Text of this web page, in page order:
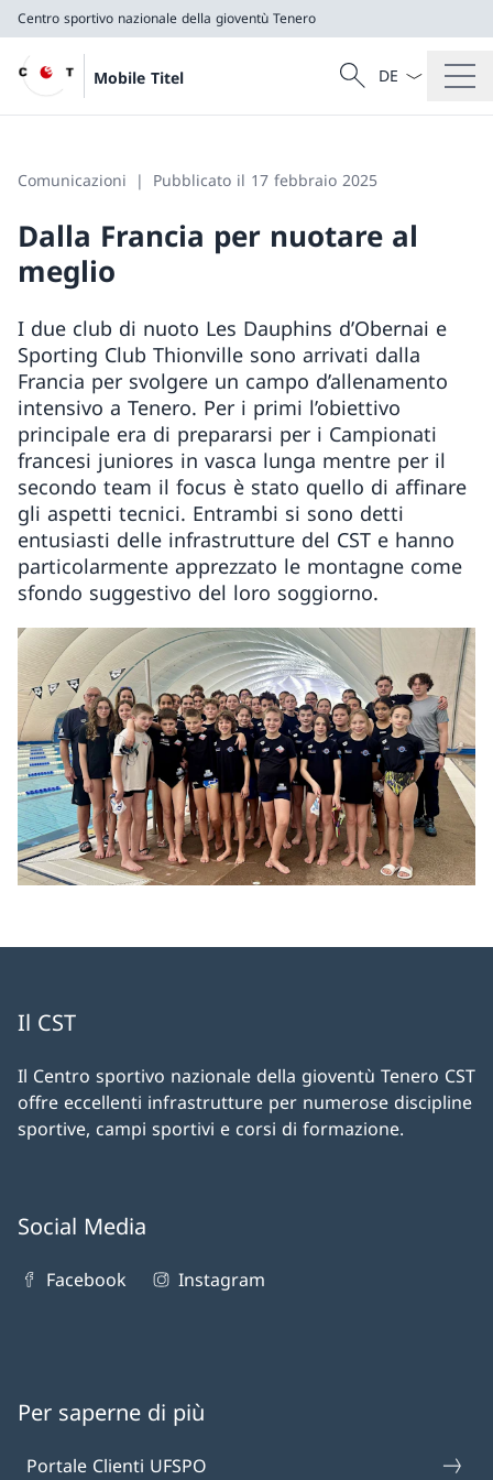
Centro sportivo nazionale della gioventù Tenero
Mobile Titel
Cercare
Ricerca
Dal menu a
Comunicazioni Pubblicato il 17 febbraio 2025
Dalla Francia per nuotare al
meglio
I due club di nuoto Les Dauphins d’Obernai e
Sporting Club Thionville sono arrivati dalla
Francia per svolgere un campo d’allenamento
intensivo a Tenero. Per i primi l’obiettivo
principale era di prepararsi per i Campionati
francesi juniores in vasca lunga mentre per il
secondo team il focus è stato quello di affinare
gli aspetti tecnici. Entrambi si sono detti
entusiasti delle infrastrutture del CST e hanno
particolarmente apprezzato le montagne come
sfondo suggestivo del loro soggiorno.
Il CST
Il Centro sportivo nazionale della gioventù Tenero CST
offre eccellenti infrastrutture per numerose discipline
sportive, campi sportivi e corsi di formazione.
Social Media
Facebook Instagram
Per saperne di più
Portale Clienti UFSPO